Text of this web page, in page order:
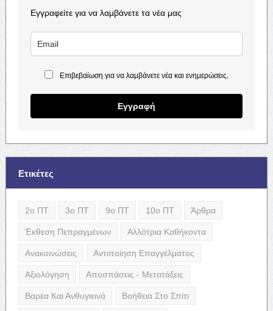
Εγγραφείτε για να λαμβάνετε τα νέα μας
Επιβεβαίωση για να λαμβάνετε νέα και ενημερώσεις.
Εγγραφή
Ετικέτες
2ο ΠΤ 3ο ΠΤ 9ο ΠΤ 10ο ΠΤ Άρθρα
Έκθεση Πεπραγμένων Αλλότρια Καθήκοντα
Ανακοινώσεις Αντιποίηση Επαγγέλματος
Αξιολόγηση Αποσπάσεις - Μετατάξεις
Βαρέα Και Ανθυγιεινά Βοήθεια Στο Σπίτι